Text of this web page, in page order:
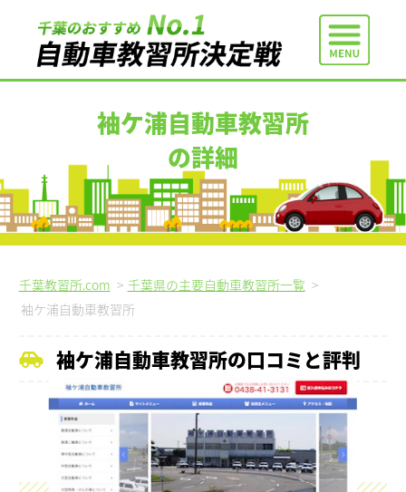
袖ケ浦自動車教習所
の詳細
千葉教習所.com > 千葉県の主要自動車教習所一覧 >
袖ケ浦自動車教習所
袖ケ浦自動車教習所の口コミと評判